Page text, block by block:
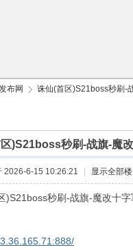
布网
›
诛仙(首区)S21boss秒刷-
)S21boss秒刷-战旗-魔
2026-6-15 10:26:21 显示全部
)S21boss秒刷-战旗-魔改十